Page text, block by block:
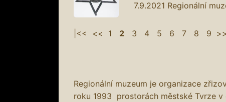
7.9.2021 Regionální
|<< << 1 2 3 4 5 6 7 8 9 >>
Regionální muzeum je organizace
roku 1993 prostorách městské Tvrze